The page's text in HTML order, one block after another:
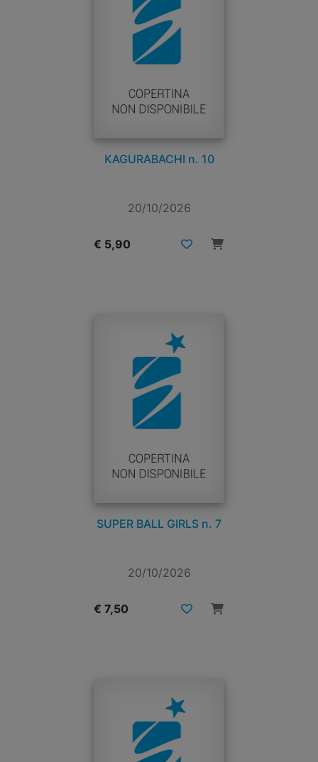
KAGURABACHI n. 10
20/10/2026
€ 5,90
SUPER BALL GIRLS n. 7
20/10/2026
€ 7,50